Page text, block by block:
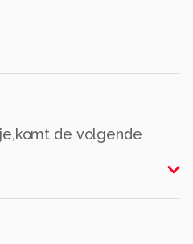
de volgende
tekst
ik deze foto maakte